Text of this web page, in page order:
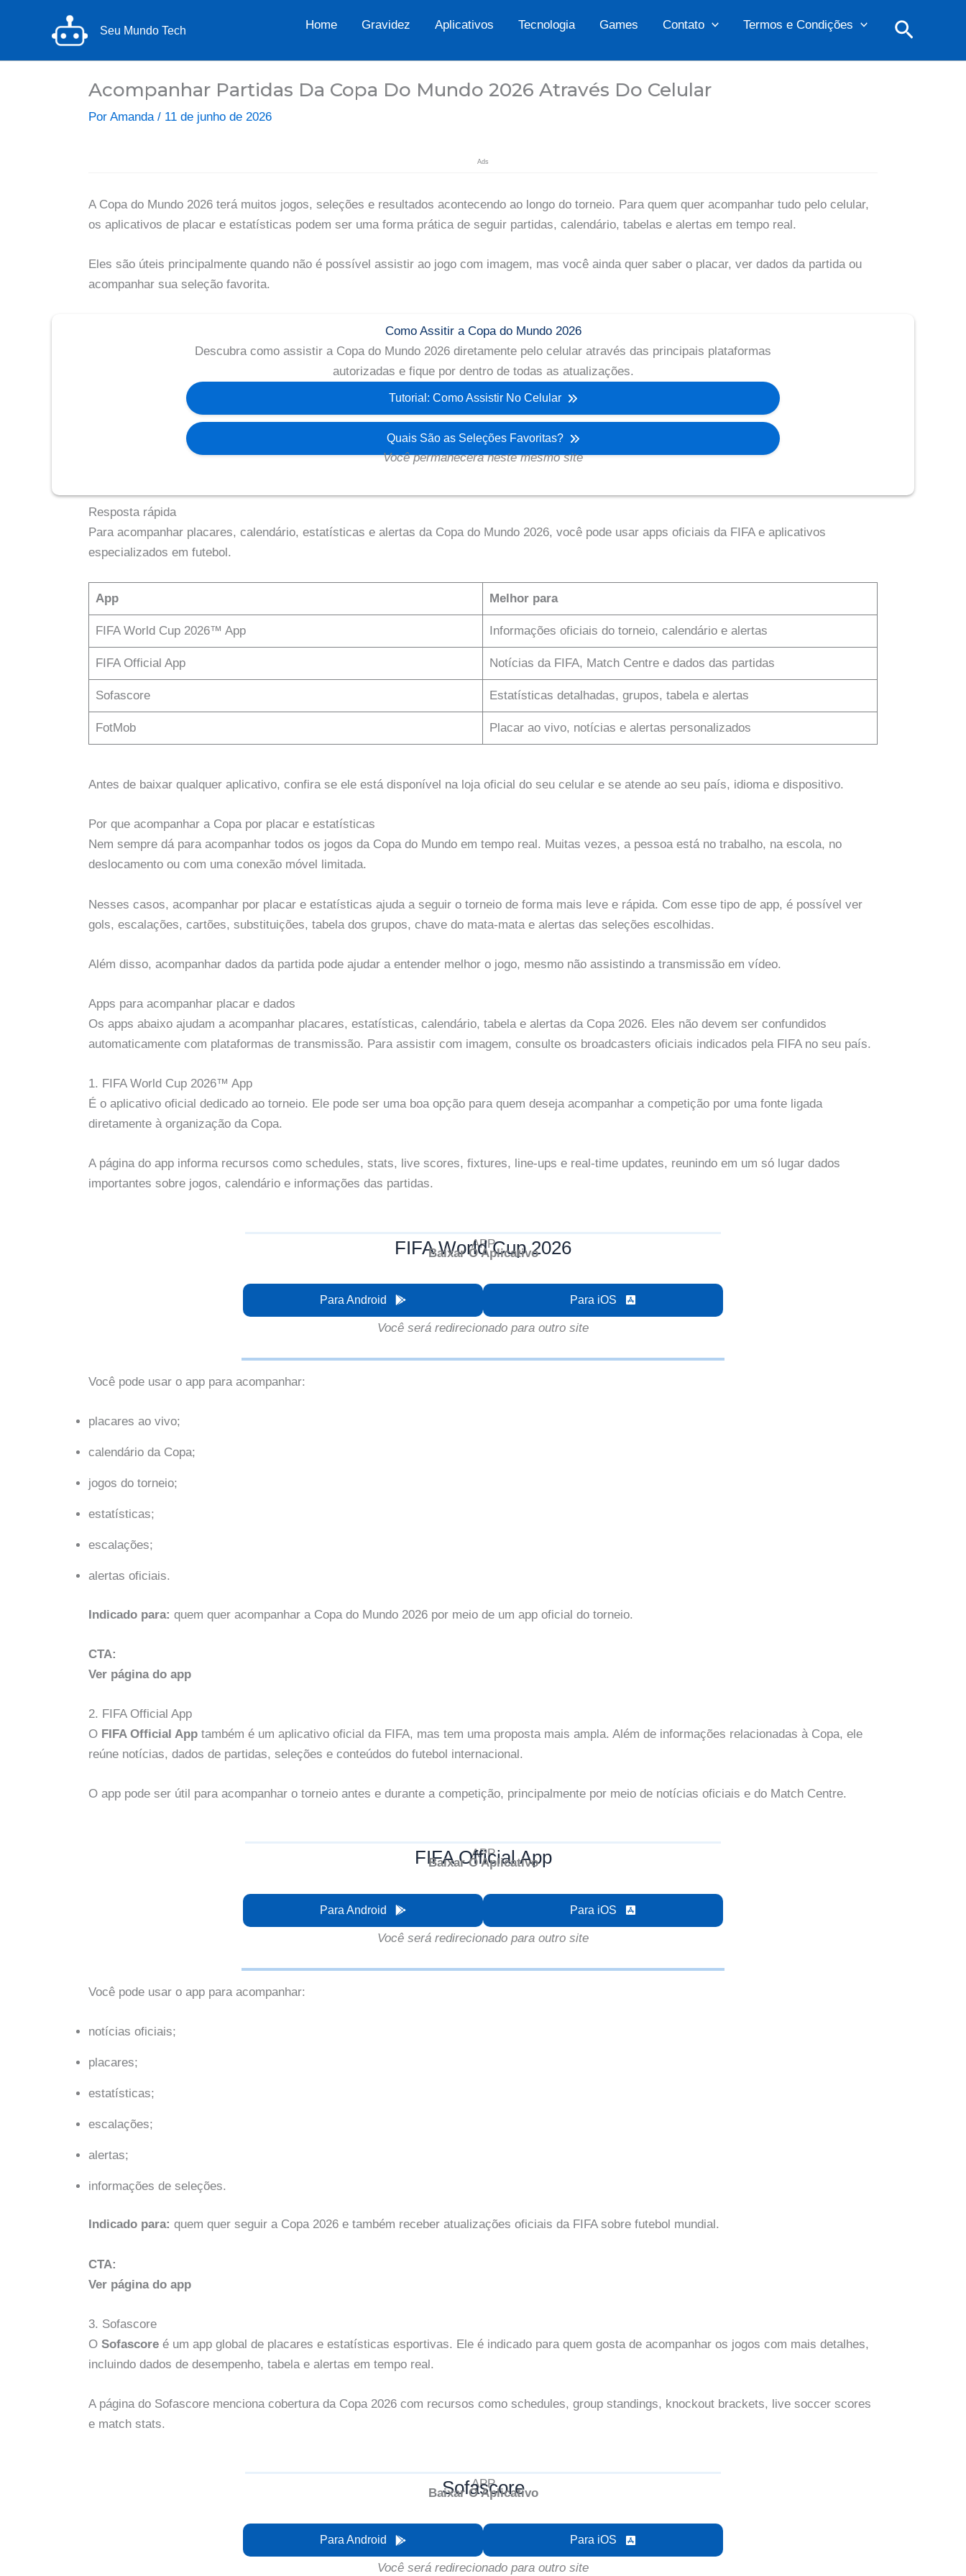
Seu Mundo Tech Home Gravidez Aplicativos Tecnologia Games Contato Termos e Condições
Acompanhar Partidas Da Copa Do Mundo 2026 Através Do Celular
Por Amanda / 11 de junho de 2026
Ads
A Copa do Mundo 2026 terá muitos jogos, seleções e resultados acontecendo ao longo do torneio. Para quem quer acompanhar tudo pelo celular,
os aplicativos de placar e estatísticas podem ser uma forma prática de seguir partidas, calendário, tabelas e alertas em tempo real.
Eles são úteis principalmente quando não é possível assistir ao jogo com imagem, mas você ainda quer saber o placar, ver dados da partida ou
acompanhar sua seleção favorita.
Como Assitir a Copa do Mundo 2026
Descubra como assistir a Copa do Mundo 2026 diretamente pelo celular através das principais plataformas
autorizadas e fique por dentro de todas as atualizações.
Tutorial: Como Assistir No Celular
Quais São as Seleções Favoritas?
Você permanecera neste mesmo site
Resposta rápida
Para acompanhar placares, calendário, estatísticas e alertas da Copa do Mundo 2026, você pode usar apps oficiais da FIFA e aplicativos
especializados em futebol.
App Melhor para
FIFA World Cup 2026™ App Informações oficiais do torneio, calendário e alertas
FIFA Official App Notícias da FIFA, Match Centre e dados das partidas
Sofascore Estatísticas detalhadas, grupos, tabela e alertas
FotMob Placar ao vivo, notícias e alertas personalizados
Antes de baixar qualquer aplicativo, confira se ele está disponível na loja oficial do seu celular e se atende ao seu país, idioma e dispositivo.
Por que acompanhar a Copa por placar e estatísticas
Nem sempre dá para acompanhar todos os jogos da Copa do Mundo em tempo real. Muitas vezes, a pessoa está no trabalho, na escola, no
deslocamento ou com uma conexão móvel limitada.
Nesses casos, acompanhar por placar e estatísticas ajuda a seguir o torneio de forma mais leve e rápida. Com esse tipo de app, é possível ver
gols, escalações, cartões, substituições, tabela dos grupos, chave do mata-mata e alertas das seleções escolhidas.
Além disso, acompanhar dados da partida pode ajudar a entender melhor o jogo, mesmo não assistindo a transmissão em vídeo.
Apps para acompanhar placar e dados
Os apps abaixo ajudam a acompanhar placares, estatísticas, calendário, tabela e alertas da Copa 2026. Eles não devem ser confundidos
automaticamente com plataformas de transmissão. Para assistir com imagem, consulte os broadcasters oficiais indicados pela FIFA no seu país.
1. FIFA World Cup 2026™ App
É o aplicativo oficial dedicado ao torneio. Ele pode ser uma boa opção para quem deseja acompanhar a competição por uma fonte ligada
diretamente à organização da Copa.
A página do app informa recursos como schedules, stats, live scores, fixtures, line-ups e real-time updates, reunindo em um só lugar dados
importantes sobre jogos, calendário e informações das partidas.
APP
FIFA World Cup 2026
Baixar O Aplicativo
Para Android Para iOS
Você será redirecionado para outro site
Você pode usar o app para acompanhar:
placares ao vivo;
calendário da Copa;
jogos do torneio;
estatísticas;
escalações;
alertas oficiais.
Indicado para: quem quer acompanhar a Copa do Mundo 2026 por meio de um app oficial do torneio.
CTA:
Ver página do app
2. FIFA Official App
O FIFA Official App também é um aplicativo oficial da FIFA, mas tem uma proposta mais ampla. Além de informações relacionadas à Copa, ele
reúne notícias, dados de partidas, seleções e conteúdos do futebol internacional.
O app pode ser útil para acompanhar o torneio antes e durante a competição, principalmente por meio de notícias oficiais e do Match Centre.
APP
FIFA Official App
Baixar O Aplicativo
Para Android Para iOS
Você será redirecionado para outro site
Você pode usar o app para acompanhar:
notícias oficiais;
placares;
estatísticas;
escalações;
alertas;
informações de seleções.
Indicado para: quem quer seguir a Copa 2026 e também receber atualizações oficiais da FIFA sobre futebol mundial.
CTA:
Ver página do app
3. Sofascore
O Sofascore é um app global de placares e estatísticas esportivas. Ele é indicado para quem gosta de acompanhar os jogos com mais detalhes,
incluindo dados de desempenho, tabela e alertas em tempo real.
A página do Sofascore menciona cobertura da Copa 2026 com recursos como schedules, group standings, knockout brackets, live soccer scores
e match stats.
APP
Sofascore
Baixar O Aplicativo
Para Android Para iOS
Você será redirecionado para outro site